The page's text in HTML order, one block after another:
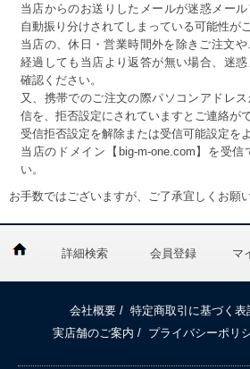
当店からのお送りしたメールが迷惑メー
自動振り分けされてしまっている可能性が
当店の、休日・営業時間外を除きご注文
経過しても当店より返答が無い場合、迷
確認ください。
又、携帯でのご注文の際パソコンアドレ
信を、拒否設定にされていますとご連絡が
受信拒否設定を解除または受信可能設定を
当店のドメイン【big-m-one.com】を受
い。
お手数ではございますが、ご了承宜しくお願
詳細検索 会員登録 マ
会社概要 / 特定商取引に基づく表
実店舗のご案内 / プライバシーポリ